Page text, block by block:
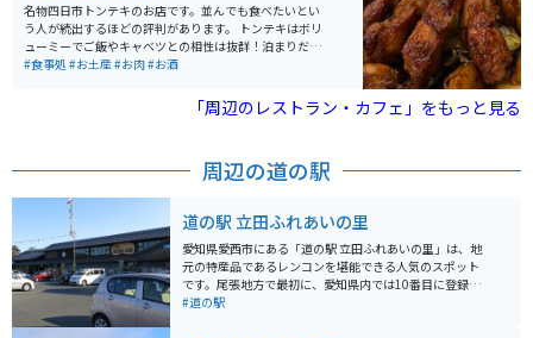
名物四日市トンテキのお店です。並んでも食べたいとい
う人が続出するほどの評判があります。 トンテキはボリ
ューミーでご飯やキャベツとの相性は抜群！泊まりだっ
たら1杯欲しくなるようなガッツリメニューです。ソース
応え抜群ですが、もう少し小さく頂きたい方向けにカッ
い。
#食事処 #お土産#お肉#お酒
「周辺のレストラン・カフェ」をもっと見る
周辺の道の駅
道の駅 立田ふれあいの里
愛知県愛西市にある「道の駅 立田ふれあいの里」は、地
元の特産品であるレンコンを堪能できる人気のスポット
です。尾張地方で最初に、愛知県内では10番目に登録さ
れた道の駅で、石積みに黒い塀、「水屋」をイメージし
#道の駅